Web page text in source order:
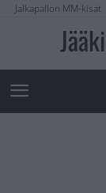
Jalkapallon MM-kisat